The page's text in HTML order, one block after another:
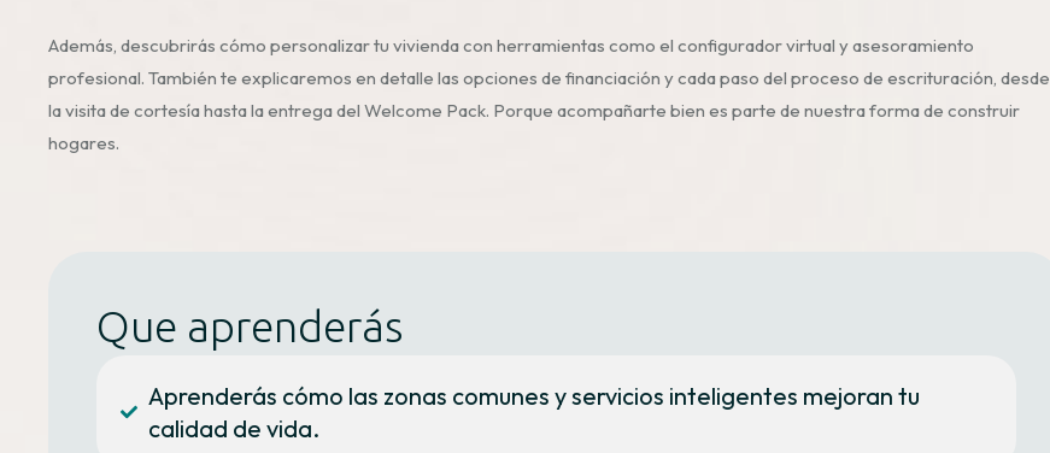
Además, descubrirás cómo personalizar tu vivienda con herramientas como el configurador virtual y asesoramiento
profesional. También te explicaremos en detalle las opciones de financiación y cada paso del proceso de escrituración, desde
la visita de cortesía hasta la entrega del Welcome Pack. Porque acompañarte bien es parte de nuestra forma de construir
hogares.
Que aprenderás
Aprenderás cómo las zonas comunes y servicios inteligentes mejoran tu
calidad de vida.